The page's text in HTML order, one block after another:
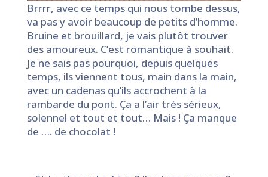
Brrrr, avec ce temps qui nous tombe dessus,
va pas y avoir beaucoup de petits d’homme.
Bruine et brouillard, je vais plutôt trouver
des amoureux. C’est romantique à souhait.
Je ne sais pas pourquoi, depuis quelques
temps, ils viennent tous, main dans la main,
avec un cadenas qu’ils accrochent à la
rambarde du pont. Ça a l’air très sérieux,
solennel et tout et tout… Mais ! Ça manque
de …. de chocolat !